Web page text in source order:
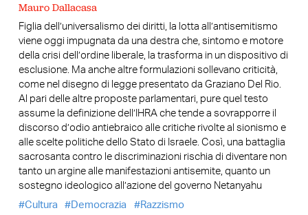
Mauro Dallacasa
Figlia dell’universalismo dei diritti, la lotta all’antisemitismo
viene oggi impugnata da una destra che, sintomo e motore
della crisi dell’ordine liberale, la trasforma in un dispositivo di
esclusione. Ma anche altre formulazioni sollevano criticità,
come nel disegno di legge presentato da Graziano Del Rio.
Al pari delle altre proposte parlamentari, pure quel testo
assume la definizione dell’IHRA che tende a sovrapporre il
discorso d’odio antiebraico alle critiche rivolte al sionismo e
alle scelte politiche dello Stato di Israele. Così, una battaglia
sacrosanta contro le discriminazioni rischia di diventare non
tanto un argine alle manifestazioni antisemite, quanto un
sostegno ideologico all’azione del governo Netanyahu
Cultura
Democrazia Razzismo